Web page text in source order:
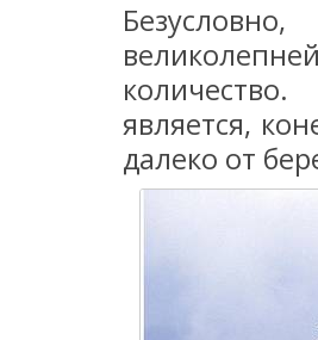
является,
далеко от